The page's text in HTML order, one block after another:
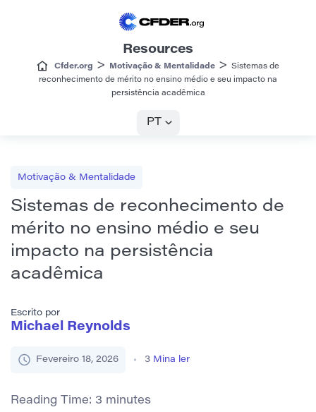
Resources
Cfder.org > Motivação & Mentalidade >
Sistemas de
reconhecimento de mérito no ensino médio e seu impacto na
persistência acadêmica
PT
Motivação & Mentalidade
Sistemas de reconhecimento de
mérito no ensino médio e seu
impacto na persistência
acadêmica
Escrito por
Michael Reynolds
Fevereiro 18, 2026 3 Mina ler
Reading Time: 3 minutes